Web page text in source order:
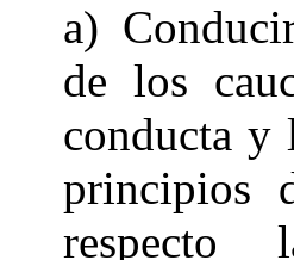
a)
de los
conducta y
principios
respecto